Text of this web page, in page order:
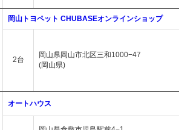
岡山トヨペット CHUBASEオンラインショップ
2台
岡山県岡山市北区三和1000−47
(岡山県)
オートハウス